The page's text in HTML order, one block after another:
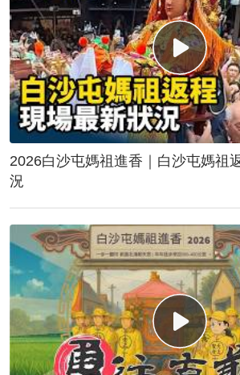
2026白沙屯媽祖進香｜白沙屯媽
況